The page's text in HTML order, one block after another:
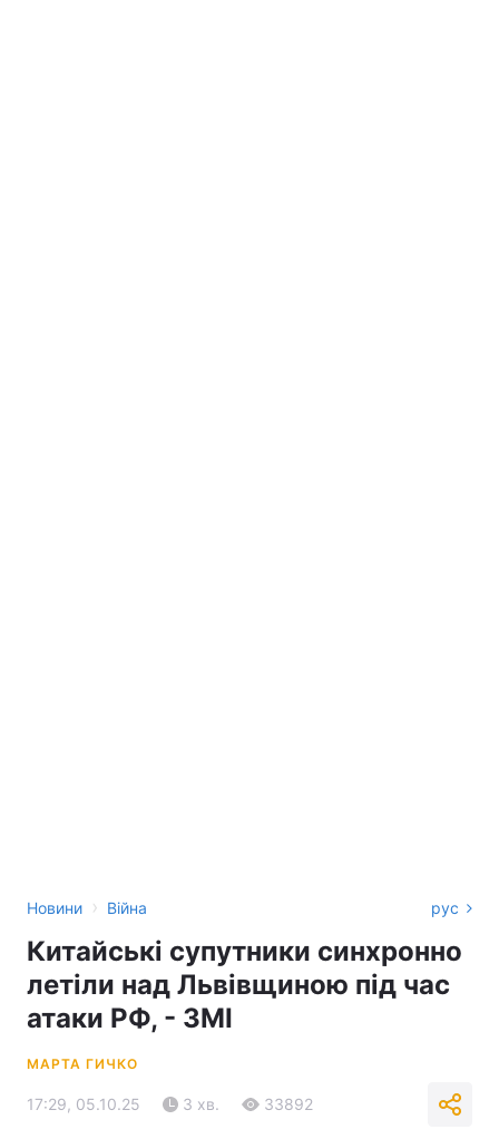
Новини › Війна рус
Китайські супутники синхронно
летіли над Львівщиною під час
атаки РФ, - ЗМІ
МАРТА ГИЧКО
17:29, 05.10.25 3 хв. 33892